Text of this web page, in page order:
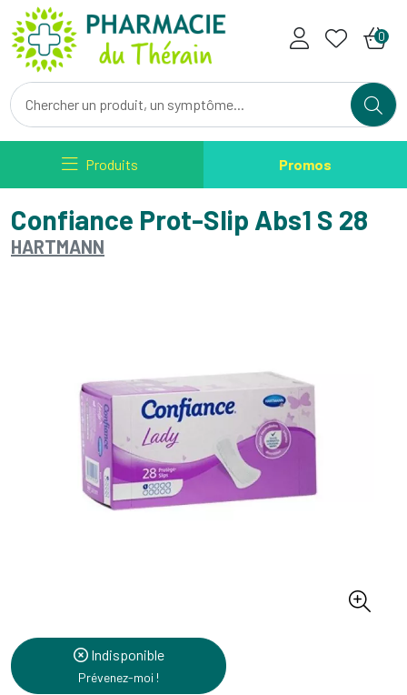
Pharmacie du Therain Votre
0
Produits Promos
Confiance Prot-Slip Abs1 S 28
HARTMANN
Indisponible
Prévenez-moi !